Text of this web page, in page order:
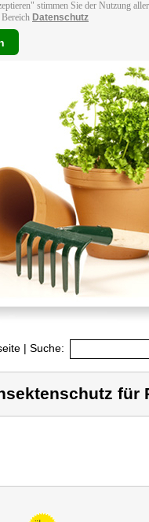
stimmen Sie der Nutzung
Datenschutz
| Suche:
für